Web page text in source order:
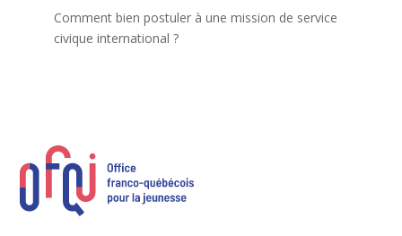
Comment bien postuler à une mission de service
civique international ?